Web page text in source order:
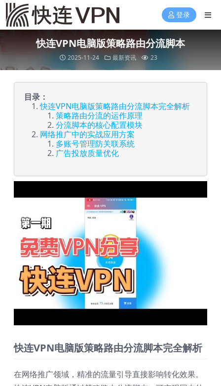
登录
快连VPN电脑版策略路由分流脚本
2025-11-24 最新资讯 23
目录：
快连VPN电脑版策略路由分流脚本完全解析
策略路由分流的运作原理
分流脚本的核心配置模块
网络推广中的实战应用方案
多账号管理防关联系统
广告投放质量优化
快连VPN电脑版策略路由分流脚本完全解析
在网络推广领域，精准的流量引导直接影响转化效果。